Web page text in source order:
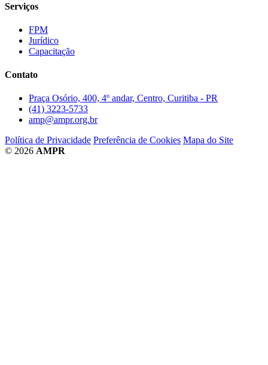
Serviços
FPM
Jurídico
Capacitação
Contato
Praça Osório, 400, 4º andar, Centro, Curitiba - PR
(41) 3223-5733
amp@ampr.org.br
Política de Privacidade Preferência de Cookies Mapa do Site
© 2026 AMPR